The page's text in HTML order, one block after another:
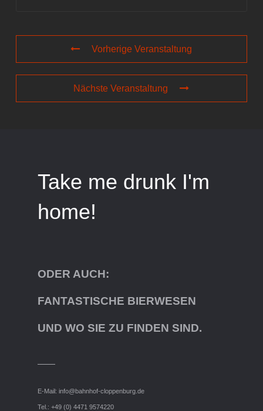
Vorherige Veranstaltung
Nächste Veranstaltung
Take me drunk I'm
home!
ODER AUCH:
FANTASTISCHE BIERWESEN
UND WO SIE ZU FINDEN SIND.
E-Mail: info@bahnhof-cloppenburg.de
Tel.: +49 (0) 4471 9574220